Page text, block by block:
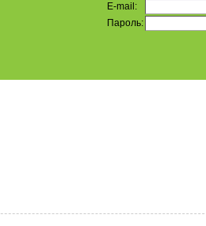
E-mail:
Пароль: